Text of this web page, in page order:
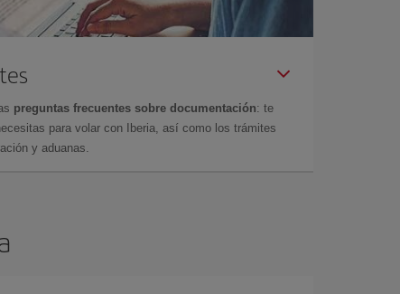
preguntas frecuentes sobre documentación: te
para volar con Iberia, así como los trámites
y aduanas.